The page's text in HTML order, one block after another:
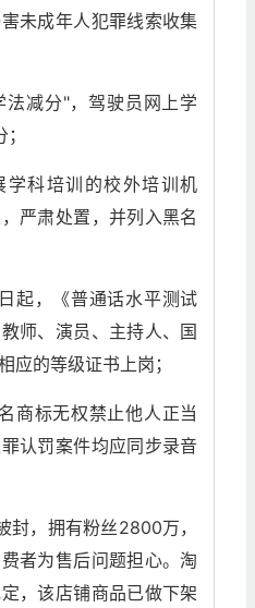
未成年人犯罪线索收集
减分"，驾驶员网上学
科培训的校外培训机
严肃处置，并列入黑名
起，《普通话水平测试
师、演员、主持人、国
应的等级证书上岗；
商标无权禁止他人正当
认罚案件均应同步录音
封，拥有粉丝2800万，
者为售后问题担心。淘
，该店铺商品已做下架